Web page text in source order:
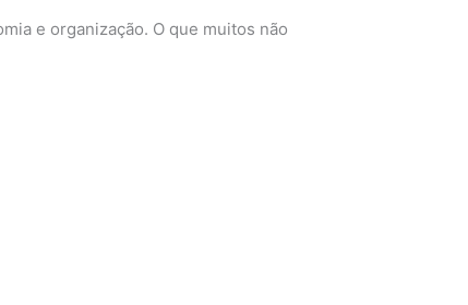
e organização. O que muitos não